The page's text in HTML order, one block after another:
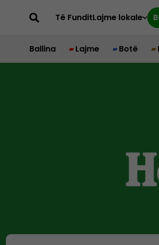
Të FunditLajme lokale
Ballina Lajme Botë